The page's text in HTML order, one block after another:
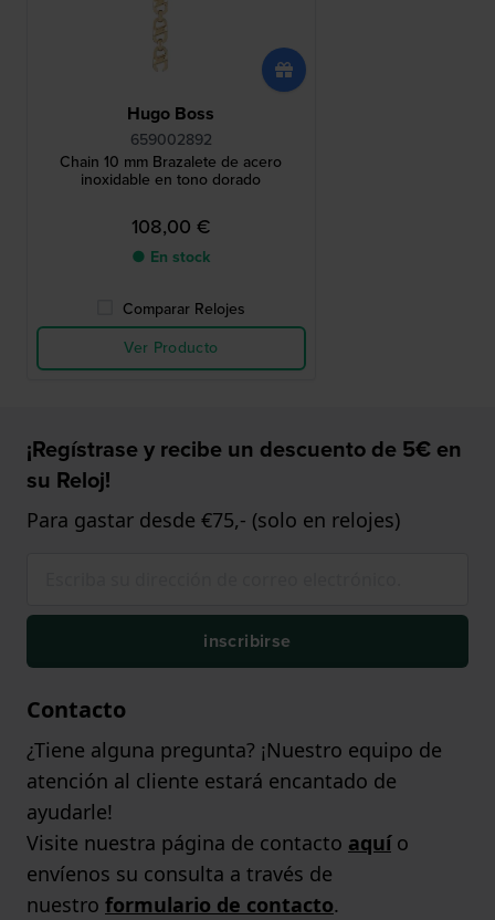
Hugo Boss
659002892
Chain 10 mm Brazalete de acero
inoxidable en tono dorado
108,00 €
● En stock
Comparar Relojes
Ver Producto
¡Regístrase y recibe un descuento de 5€ en
su Reloj!
Para gastar desde €75,- (solo en relojes)
inscribirse
Contacto
¿Tiene alguna pregunta? ¡Nuestro equipo de
atención al cliente estará encantado de
ayudarle!
Visite nuestra página de contacto aquío
envíenos su consulta a través de
nuestro formulario de contacto.